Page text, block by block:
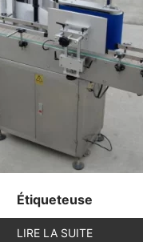
Étiqueteuse
LIRE LA SUITE